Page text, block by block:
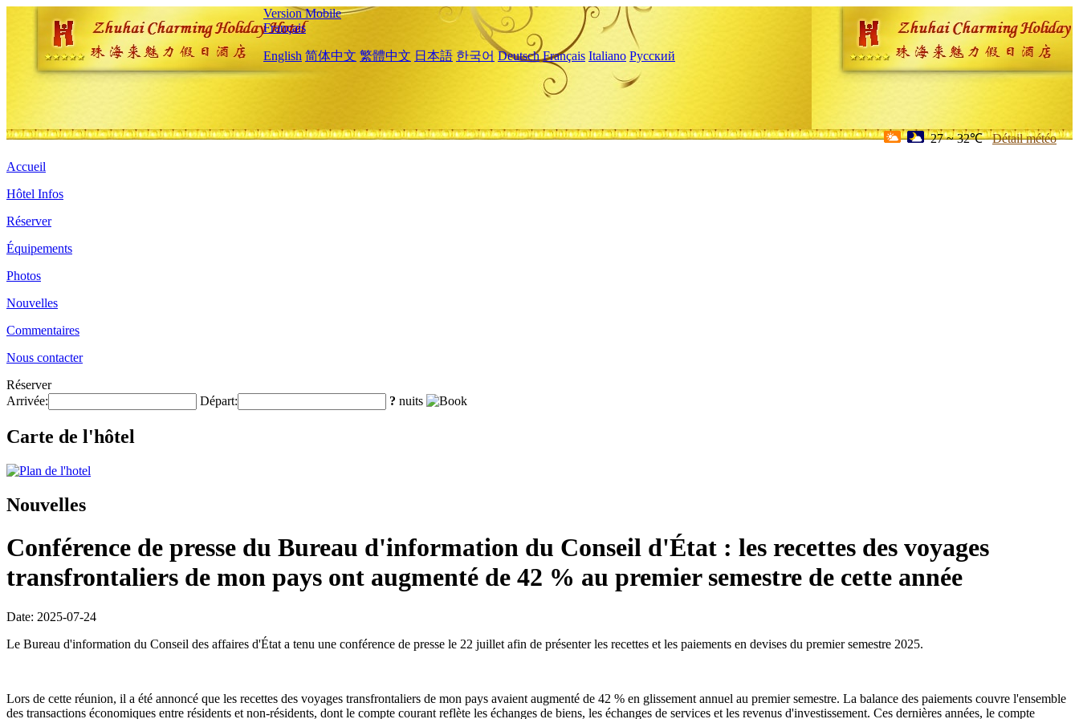
Version Mobile
Français
English 简体中文 繁體中文 日本語 한국어 Deutsch Français Italiano Русский
27 ~ 32℃ Détail météo
Accueil
Hôtel Infos
Réserver
Équipements
Photos
Nouvelles
Commentaires
Nous contacter
Réserver
Arrivée:
Départ: ? nuits
Carte de l'hôtel
Nouvelles
Conférence de presse du Bureau d'information du Conseil d'État : les recettes des voyages
transfrontaliers de mon pays ont augmenté de 42 % au premier semestre de cette année
Date: 2025-07-24
Le Bureau d'information du Conseil des affaires d'État a tenu une conférence de presse le 22 juillet afin de présenter les recettes et les paiements en devises du premier semestre 2025.
Lors de cette réunion, il a été annoncé que les recettes des voyages transfrontaliers de mon pays avaient augmenté de 42 % en glissement annuel au premier semestre. La balance des paiements couvre l'ensemble
des transactions économiques entre résidents et non-résidents, dont le compte courant reflète les échanges de biens, les échanges de services et les revenus d'investissement. Ces dernières années, le compte